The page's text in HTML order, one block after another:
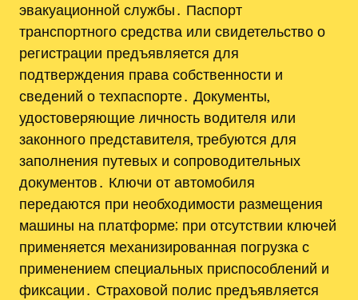
эвакуационной службы․ Паспорт
транспортного средства или свидетельство о
регистрации предъявляется для
подтверждения права собственности и
сведений о техпаспорте․ Документы,
удостоверяющие личность водителя или
законного представителя, требуются для
заполнения путевых и сопроводительных
документов․ Ключи от автомобиля
передаются при необходимости размещения
машины на платформе; при отсутствии ключей
применяется механизированная погрузка с
применением специальных приспособлений и
фиксации․ Страховой полис предъявляется